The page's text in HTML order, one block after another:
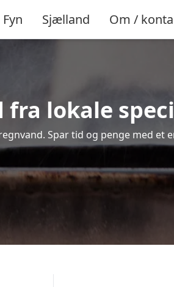
Fyn Sjælland Om /
lokale
Spar tid og penge med et